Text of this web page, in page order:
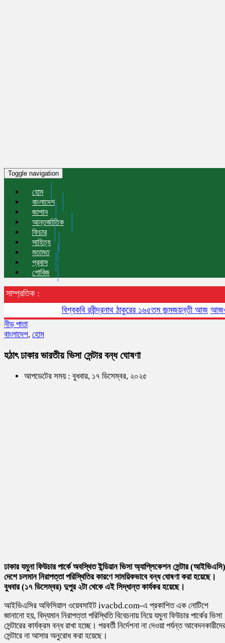
Toggle navigation
হোম
বাংলাদেশ
জাপান
আন্তর্জাতিক
ফিচার
সাহিত্য
মতামত
প্রবাস
শোবিজ
সাম্প্রতিক :
বিশ্বকবি রবীন্দ্রনাথ ঠাকুরের ১৬৫তম জন্মজয়ন্তী আজ আজও
নীড় পাতা
বাংলাদেশ, হোম
হঠাৎ ঢাকার ভারতীয় ভিসা সেন্টার বন্ধ ঘোষণা
আপডেটের সময় : বুধবার, ১৭ ডিসেম্বর, ২০২৫
ঢাকার যমুনা ফিউচার পার্কে অবস্থিত ইন্ডিয়ান ভিসা অ্যাপ্লিকেশন সেন্টার (আইভিএসি)
দেশে চলমান নিরাপত্তা পরিস্থিতির কারণে সাময়িকভাবে বন্ধ ঘোষণা করা হয়েছে।
বুধবার (১৭ ডিসেম্বর) দুপুর ২টা থেকে এই সিদ্ধান্ত কার্যকর হয়েছে।
আইভিএসির অফিসিয়াল ওয়েবসাইট ivacbd.com-এ প্রকাশিত এক নোটিশে
জানানো হয়, বিদ্যমান নিরাপত্তা পরিস্থিতি বিবেচনায় নিয়ে যমুনা ফিউচার পার্কের ভিসা
সেন্টারের কার্যক্রম বন্ধ রাখা হচ্ছে। পরবর্তী নির্দেশনা না দেওয়া পর্যন্ত
সেন্টারে না আসার অনুরোধ করা হয়েছে।